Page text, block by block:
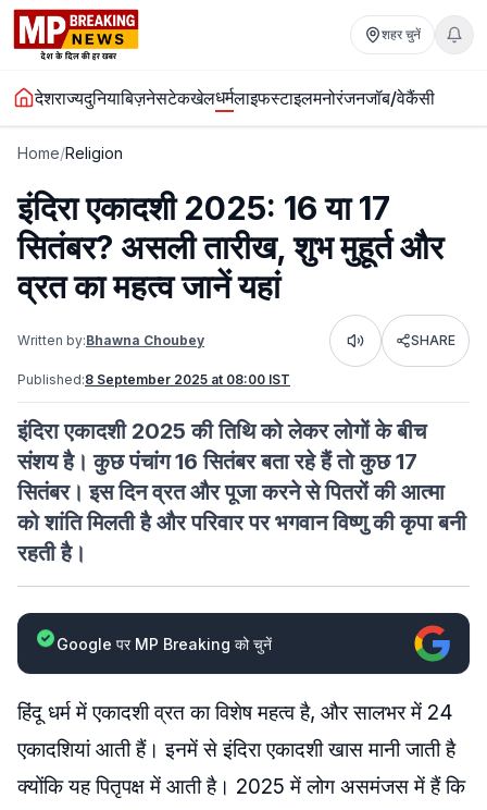
शहर चुनें
देशराज्यदुनियाबिज़नेसटेकखेलधर्मलाइफस्टाइलमनोरंजनजॉब/वेकैंसी
Home/Religion
इंदिरा एकादशी 2025: 16 या 17
सितंबर? असली तारीख, शुभ मुहूर्त और
व्रत का महत्व जानें यहां
Written by:Bhawna Choubey Listen SHARE
Published:8 September 2025 at 08:00 IST
इंदिरा एकादशी 2025 की तिथि को लेकर लोगों के बीच
संशय है। कुछ पंचांग 16 सितंबर बता रहे हैं तो कुछ 17
सितंबर। इस दिन व्रत और पूजा करने से पितरों की आत्मा
को शांति मिलती है और परिवार पर भगवान विष्णु की कृपा बनी
रहती है।
Google पर MP Breaking को चुनें
हिंदू धर्म में एकादशी व्रत का विशेष महत्व है, और सालभर में 24
एकादशियां आती हैं। इनमें से इंदिरा एकादशी खास मानी जाती है
क्योंकि यह पितृपक्ष में आती है। 2025 में लोग असमंजस में हैं कि